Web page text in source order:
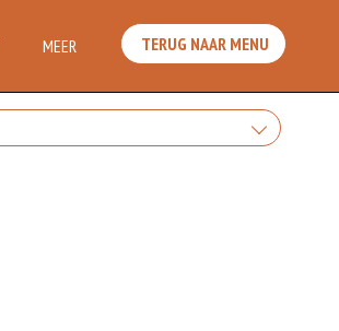
MEER TERUG NAAR MENU